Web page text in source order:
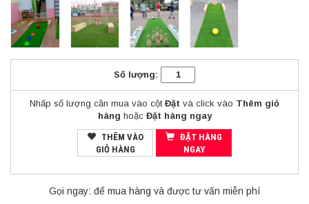
Số lượng:
Nhấp số lượng cần mua vào cột Đặt và click vào Thêm giỏ
hàng hoặc Đặt hàng ngay
GIỎ HÀNG
NGAY
Gọi ngay: để mua hàng và được tư vấn miễn phí